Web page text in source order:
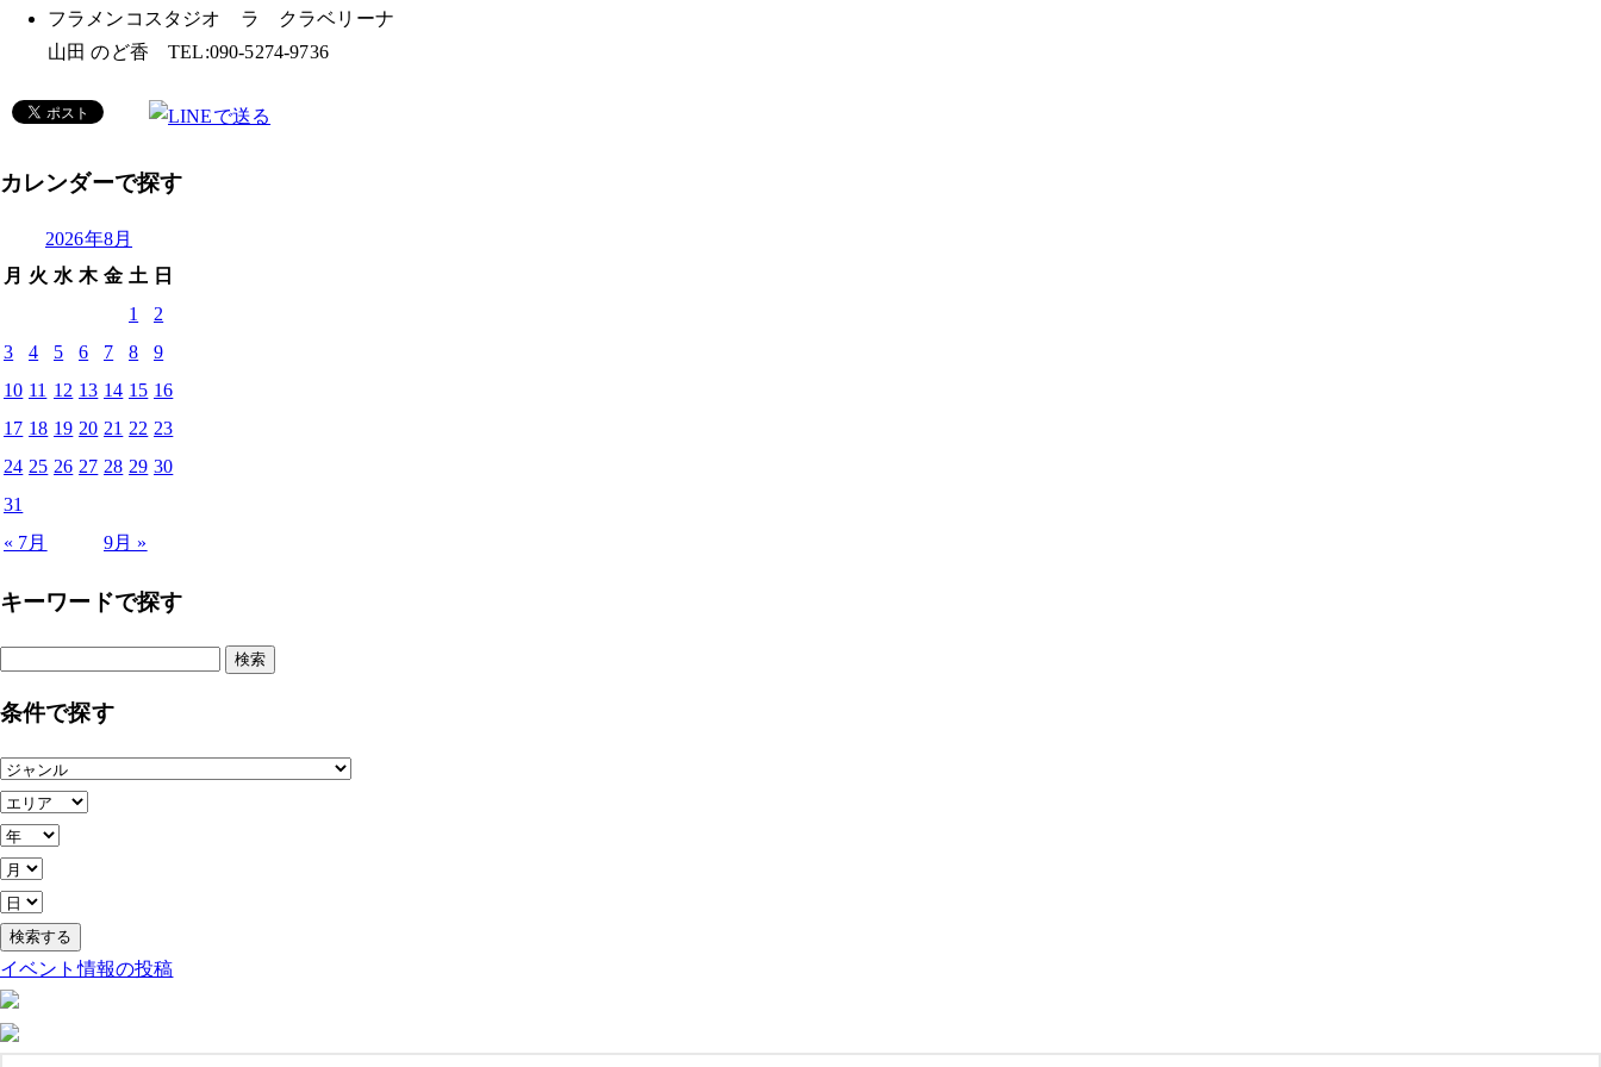
フラメンコスタジオ ラ クラベリーナ
山田 のど香 TEL:090-5274-9736
カレンダーで探す
2026年8月
月 火 水 木 金 土 日
« 7月 9月 »
1
2
3
4 5 6 7 8
9
10 11 12 13 14 15 16
17 18 19 20 21 22 23
24 25 26 27 28 29 30
31
キーワードで探す
条件で探す
イベント情報の投稿